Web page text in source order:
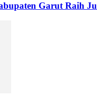
Garut Raih